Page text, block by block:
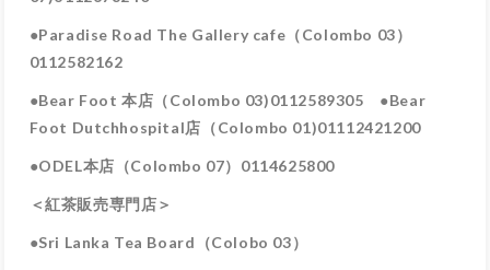
●Paradise Road The Gallery cafe（Colombo 03）
0112582162
●Bear Foot 本店（Colombo 03)0112589305 ●Bear
Foot Dutchhospital店（Colombo 01)01112421200
●ODEL本店（Colombo 07）0114625800
＜紅茶販売専門店＞
●Sri Lanka Tea Board（Colobo 03）